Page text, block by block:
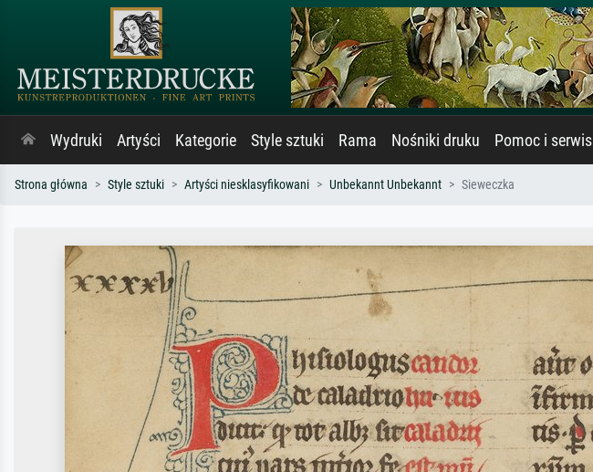
Wydruki Artyści Kategorie Style sztuki Rama Nośniki druku Pomoc i serwis
Strona główna Style sztuki Artyści niesklasyfikowani Unbekannt Unbekannt Sieweczka